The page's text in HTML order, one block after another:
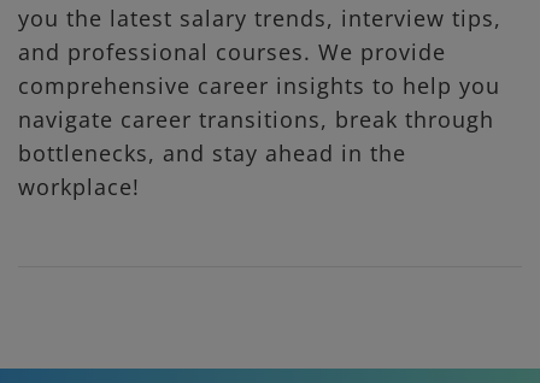
you the latest salary trends, interview tips,
and professional courses. We provide
comprehensive career insights to help you
navigate career transitions, break through
bottlenecks, and stay ahead in the
workplace!